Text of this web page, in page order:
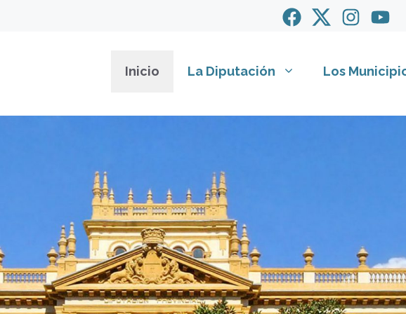
Inicio La Diputación Los